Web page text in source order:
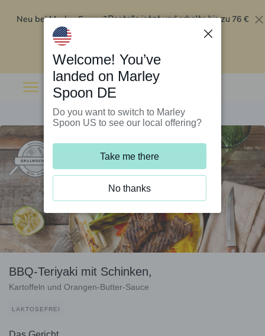
Neu bei Marley Spoon?Bestelle jetzt und erhalte bis zu 76 €
Rabatt auf deine ersten fünf Boxen
BBQ-Teriyaki mit Schinken,
Kartoffeln und Orangen-Butter-Sauce
LAKTOSEFREI
Welcome! You’ve
landed on Marley
Spoon DE
Do you want to switch to Marley
Spoon US to see our local offering?
Take me there
No thanks